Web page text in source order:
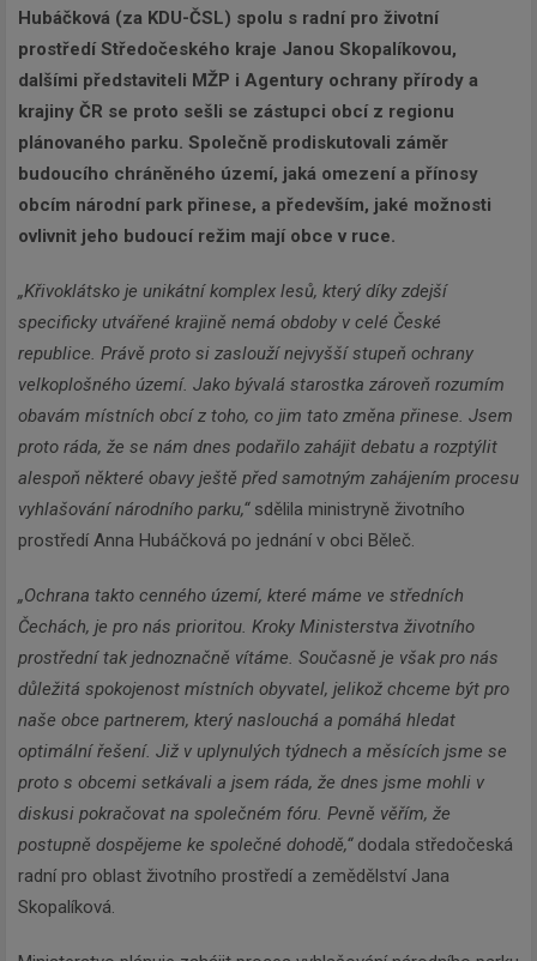
Hubáčková (za KDU-ČSL) spolu s radní pro životní
prostředí Středočeského kraje Janou Skopalíkovou,
dalšími představiteli MŽP i Agentury ochrany přírody a
krajiny ČR se proto sešli se zástupci obcí z regionu
plánovaného parku. Společně prodiskutovali záměr
budoucího chráněného území, jaká omezení a přínosy
obcím národní park přinese, a především, jaké možnosti
ovlivnit jeho budoucí režim mají obce v ruce.
„Křivoklátsko je unikátní komplex lesů, který díky zdejší
specificky utvářené krajině nemá obdoby v celé České
republice. Právě proto si zaslouží nejvyšší stupeň ochrany
velkoplošného území. Jako bývalá starostka zároveň rozumím
obavám místních obcí z toho, co jim tato změna přinese. Jsem
proto ráda, že se nám dnes podařilo zahájit debatu a rozptýlit
alespoň některé obavy ještě před samotným zahájením procesu
vyhlašování národního parku,“sdělila ministryně životního
prostředí Anna Hubáčková po jednání v obci Běleč.
„Ochrana takto cenného území, které máme ve středních
Čechách, je pro nás prioritou. Kroky Ministerstva životního
prostřední tak jednoznačně vítáme. Současně je však pro nás
důležitá spokojenost místních obyvatel, jelikož chceme být pro
naše obce partnerem, který naslouchá a pomáhá hledat
optimální řešení. Již v uplynulých týdnech a měsících jsme se
proto s obcemi setkávali a jsem ráda, že dnes jsme mohli v
diskusi pokračovat na společném fóru. Pevně věřím, že
postupně dospějeme ke společné dohodě,“dodala středočeská
radní pro oblast životního prostředí a zemědělství Jana
Skopalíková.